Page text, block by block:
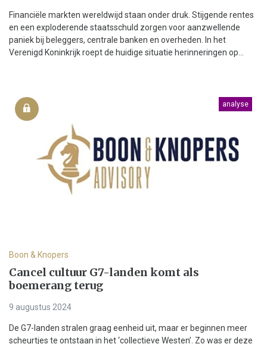
Financiële markten wereldwijd staan onder druk. Stijgende rentes
en een exploderende staatsschuld zorgen voor aanzwellende
paniek bij beleggers, centrale banken en overheden. In het
Verenigd Koninkrijk roept de huidige situatie herinneringen op...
analyse
Boon & Knopers
Cancel cultuur G7-landen komt als
boemerang terug
9 augustus 2024
De G7-landen stralen graag eenheid uit, maar er beginnen meer
scheurtjes te ontstaan in het ‘collectieve Westen’. Zo was er deze